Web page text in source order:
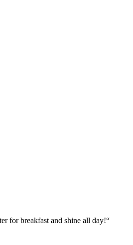
for breakfast and shine all day!“